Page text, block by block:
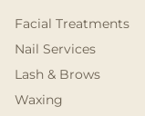
Facial Treatments
Nail Services
Lash & Brows
Waxing